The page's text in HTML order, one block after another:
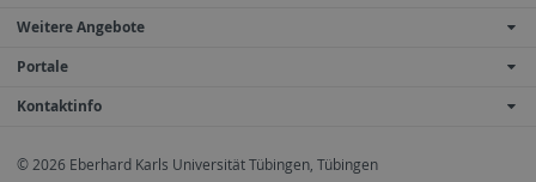
Weitere Angebote
Portale
Kontaktinfo
© 2026 Eberhard Karls Universität Tübingen, Tübingen